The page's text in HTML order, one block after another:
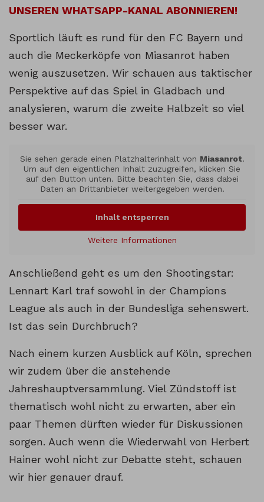
UNSEREN WHATSAPP-KANAL ABONNIEREN!
Sportlich läuft es rund für den FC Bayern und
auch die Meckerköpfe von Miasanrot haben
wenig auszusetzen. Wir schauen aus taktischer
Perspektive auf das Spiel in Gladbach und
analysieren, warum die zweite Halbzeit so viel
besser war.
Sie sehen gerade einen Platzhalterinhalt von Miasanrot.
Um auf den eigentlichen Inhalt zuzugreifen, klicken Sie
auf den Button unten. Bitte beachten Sie, dass dabei
Daten an Drittanbieter weitergegeben werden.
Inhalt entsperren
Weitere Informationen
Anschließend geht es um den Shootingstar:
Lennart Karl traf sowohl in der Champions
League als auch in der Bundesliga sehenswert.
Ist das sein Durchbruch?
Nach einem kurzen Ausblick auf Köln, sprechen
wir zudem über die anstehende
Jahreshauptversammlung. Viel Zündstoff ist
thematisch wohl nicht zu erwarten, aber ein
paar Themen dürften wieder für Diskussionen
sorgen. Auch wenn die Wiederwahl von Herbert
Hainer wohl nicht zur Debatte steht, schauen
wir hier genauer drauf.